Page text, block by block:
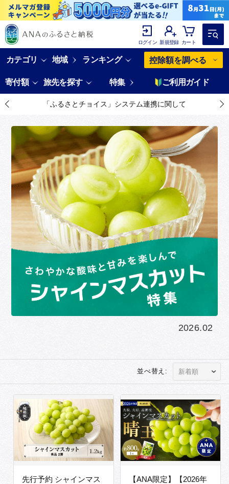
ログイン 新規登録 カート
カテゴリ 地域 ランキング 控除額を調べる
寄付額 旅先を探す 特集 ご利用ガイド
「ふるさとチョイス」システム連携に関して
2026.02
並べ替え:
先行予約 シャインマス
【ANA限定】【2026年